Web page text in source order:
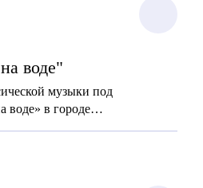
воде"
музыки под
воде» в городе